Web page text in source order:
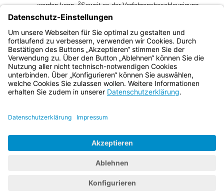
werden kann.2Soweit es der Verfahrensbeschleunigung
dient, soll sie dem Antragsteller nach Eingang des Antrags
unverzüglich Auskunft über die voraussichtliche
Verfahrensdauer und die Vollständigkeit der
Antragsunterlagen geben.
Bayern.de
BayernPortal
Impressum